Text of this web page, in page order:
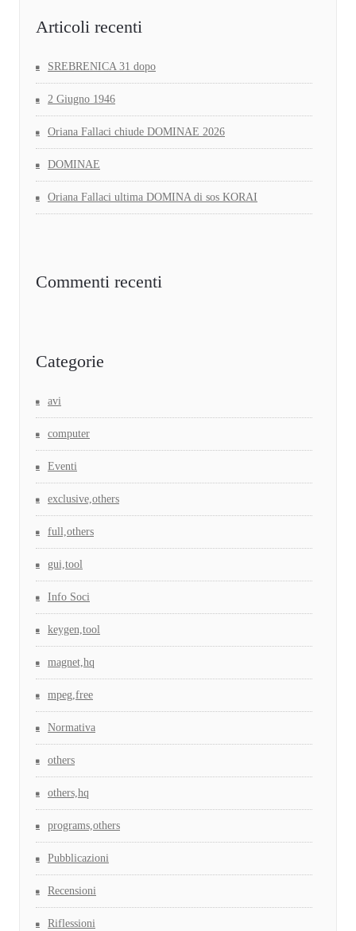
Articoli recenti
SREBRENICA 31 dopo
2 Giugno 1946
Oriana Fallaci chiude DOMINAE 2026
DOMINAE
Oriana Fallaci ultima DOMINA di sos KORAI
Commenti recenti
Categorie
avi
computer
Eventi
exclusive,others
full,others
gui,tool
Info Soci
keygen,tool
magnet,hq
mpeg,free
Normativa
others
others,hq
programs,others
Pubblicazioni
Recensioni
Riflessioni